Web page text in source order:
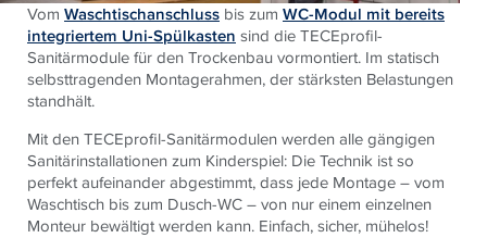
Vom Waschtischanschluss bis zum WC-Modul mit bereits
integriertem Uni-Spülkasten sind die TECEprofil-
Sanitärmodule für den Trockenbau vormontiert. Im statisch
selbsttragenden Montagerahmen, der stärksten Belastungen
standhält.
Mit den TECEprofil-Sanitärmodulen werden alle gängigen
Sanitärinstallationen zum Kinderspiel: Die Technik ist so
perfekt aufeinander abgestimmt, dass jede Montage – vom
Waschtisch bis zum Dusch-WC – von nur einem einzelnen
Monteur bewältigt werden kann. Einfach, sicher, mühelos!